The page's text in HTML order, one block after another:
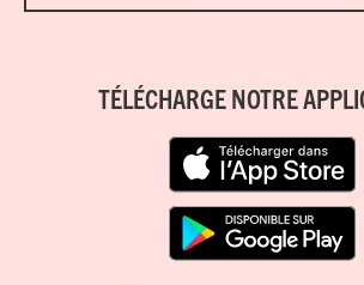
TÉLÉCHARGE NOTRE